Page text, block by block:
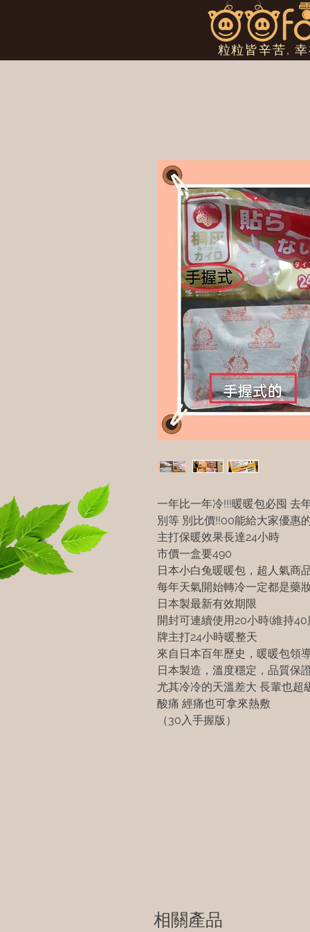
粒粒皆辛苦,
一年比一年冷!!!暖暖包必囤 去
別等 別比價!!00能給大家優惠
主打保暖效果長達24小時
市價一盒要490
日本小白兔暖暖包，超人氣商
每年天氣開始轉冷一定都是藥
日本製最新有效期限
開封可連續使用20小時(維持
牌主打24小時暖整天
來自日本百年歷史，暖暖包領
日本製造，溫度穩定，品質保
尤其冷冷的天溫差大 長輩也超
酸痛 經痛也可拿來熱敷
（30入手握版）
相關產品